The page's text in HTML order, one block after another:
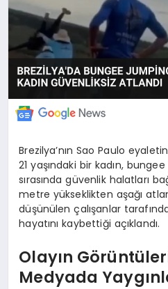
TEKNOLOJI
Brezilya’nın Sao Paulo
21 yaşındaki bir kadın,
sırasında güvenlik halatları
metre yükseklikten aşağı
düşünülen çalışanlar
hayatını kaybettiği açıklandı.
Olayın
Medyada